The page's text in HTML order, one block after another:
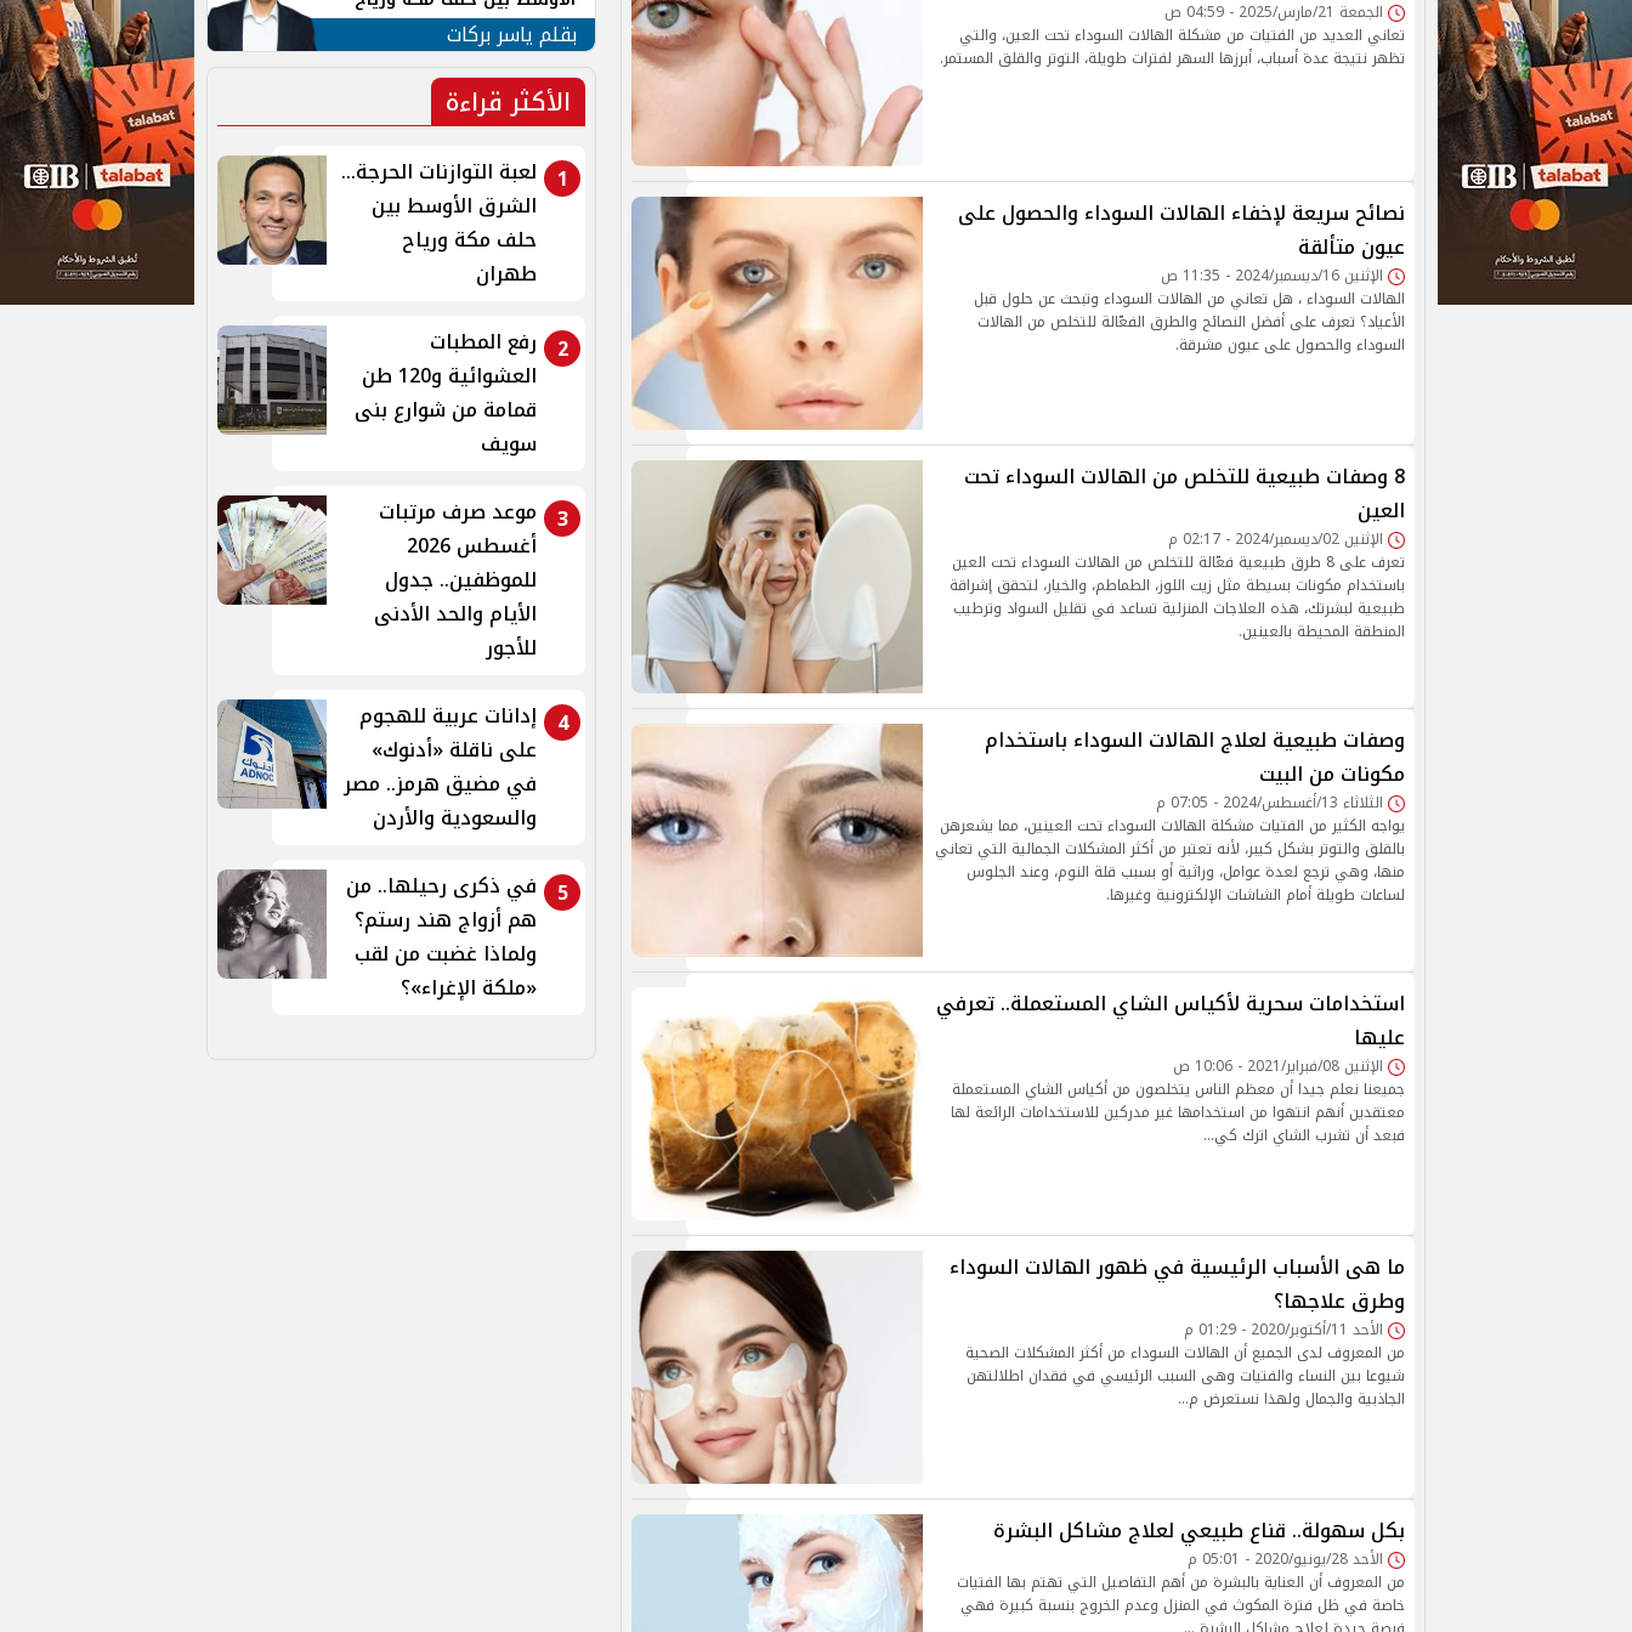
الجمعة 21/مارس/2025 - 04:59 ص
تعاني العديد من الفتيات من مشكلة الهالات السوداء تحت العين، والتي
تظهر نتيجة عدة أسباب، أبرزها السهر لفترات طويلة، التوتر والقلق المستمر.
نصائح سريعة لإخفاء الهالات السوداء والحصول على
عيون متألقة
الإثنين 16/ديسمبر/2024 - 11:35 ص
الهالات السوداء ، هل تعاني من الهالات السوداء وتبحث عن حلول قبل
الأعياد؟ تعرف على أفضل النصائح والطرق الفعّالة للتخلص من الهالات
السوداء والحصول على عيون مشرقة.
8 وصفات طبيعية للتخلص من الهالات السوداء تحت
العين
الإثنين 02/ديسمبر/2024 - 02:17 م
تعرف على 8 طرق طبيعية فعّالة للتخلص من الهالات السوداء تحت العين
باستخدام مكونات بسيطة مثل زيت اللوز، الطماطم، والخيار، لتحقق إشراقة
طبيعية لبشرتك، هذه العلاجات المنزلية تساعد في تقليل السواد وترطيب
المنطقة المحيطة بالعينين.
وصفات طبيعية لعلاج الهالات السوداء باستخدام
مكونات من البيت
الثلاثاء 13/أغسطس/2024 - 07:05 م
يواجه الكثير من الفتيات مشكلة الهالات السوداء تحت العينين، مما يشعرهن
بالقلق والتوتر بشكل كيبر، لأنه تعتبر من أكثر المشكلات الجمالية التي تعاني
منها، وهي ترجع لعدة عوامل، وراثية أو بسبب قلة النوم، وعند الجلوس
لساعات طويلة أمام الشاشات الإلكترونية وغيرها.
استخدامات سحرية لأكياس الشاي المستعملة.. تعرفي
عليها
الإثنين 08/فبراير/2021 - 10:06 ص
جميعنا نعلم جيدا أن معظم الناس يتخلصون من أكياس الشاي المستعملة
معتقدين أنهم انتهوا من استخدامها غير مدركين للاستخدامات الرائعة لها
فبعد أن تشرب الشاي اترك كي…
ما هى الأسباب الرئيسية في ظهور الهالات السوداء
وطرق علاجها؟
الأحد 11/أكتوبر/2020 - 01:29 م
من المعروف لدى الجميع أن الهالات السوداء من أكثر المشكلات الصحية
شيوعا بين النساء والفتيات وهى السبب الرئيسي في فقدان اطلالتهن
الجاذبية والجمال ولهذا نستعرض م…
بكل سهولة.. قناع طبيعي لعلاج مشاكل البشرة
الأحد 28/يونيو/2020 - 05:01 م
من المعروف أن العناية بالبشرة من أهم التفاصيل التي تهتم بها الفتيات
خاصة في ظل فترة المكوث في المنزل وعدم الخروج بنسبة كبيرة فهي
طهران
بقلم ياسر بركات
الأكثر قراءة
1
لعبة التوازنات الحرجة...
الشرق الأوسط بين
حلف مكة ورياح
طهران
2
رفع المطبات
العشوائية و120 طن
قمامة من شوارع بنى
سويف
3 موعد صرف مرتبات
أغسطس 2026
للموظفين.. جدول
الأيام والحد الأدنى
للأجور
4
إدانات عربية للهجوم
على ناقلة «أدنوك»
في مضيق هرمز.. مصر
والسعودية والأردن
5
في ذكرى رحيلها.. من
هم أزواج هند رستم؟
ولماذا غضبت من لقب
«ملكة الإغراء»؟